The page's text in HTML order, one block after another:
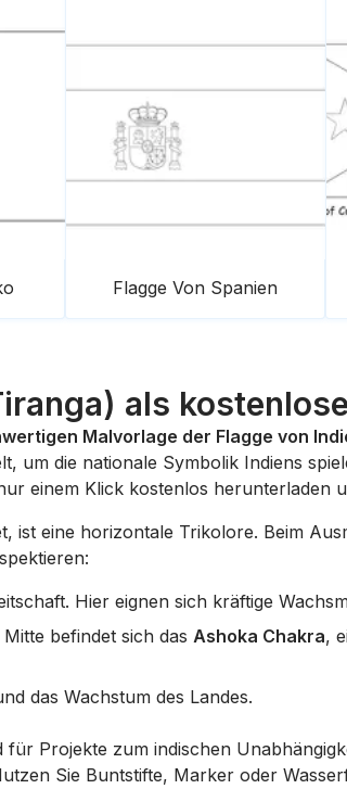
Flagge Von Spanien
als
Malvorlage der Flagge von
um die nationale Symbolik Indiens
einem Klick kostenlos herunterladen
ist eine horizontale Trikolore. Beim
Hier eignen sich kräftige
befindet sich das Ashoka Chakra,
das Wachstum des Landes.
für Projekte zum indischen
Sie Buntstifte, Marker oder